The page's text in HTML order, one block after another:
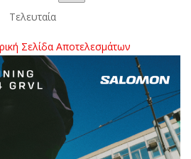
Τελευταία
Σελίδα Αποτελεσμάτων